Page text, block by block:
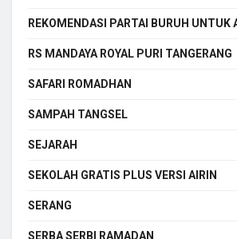
REKOMENDASI PARTAI BURUH UNTUK
RS MANDAYA ROYAL PURI TANGERANG
SAFARI ROMADHAN
SAMPAH TANGSEL
SEJARAH
SEKOLAH GRATIS PLUS VERSI AIRIN
SERANG
SERBA SERBI RAMADAN